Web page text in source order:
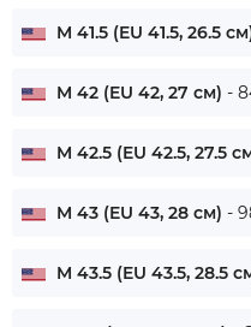
M 41.5 (EU 41.5, 26.5
M 42 (EU 42, 27 см) -
M 42.5 (EU 42.5, 27.5
M 43 (EU 43, 28 см) -
M 43.5 (EU 43.5, 28.5